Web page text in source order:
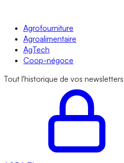
Agrofourniture
Agroalimentaire
AgTech
Coop-négoce
Tout l'historique de vos